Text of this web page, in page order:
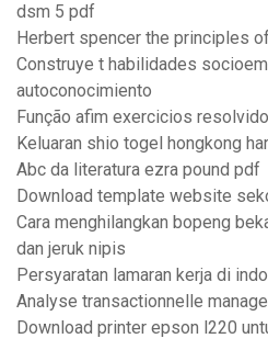
dsm 5 pdf
Herbert spencer the principles
Construye t habilidades
autoconocimiento
Função afim exercicios
Keluaran shio togel hongkong
Abc da literatura ezra pound pdf
Download template website
Cara menghilangkan bopeng
dan jeruk nipis
Persyaratan lamaran kerja di
Analyse transactionnelle
Download printer epson l220